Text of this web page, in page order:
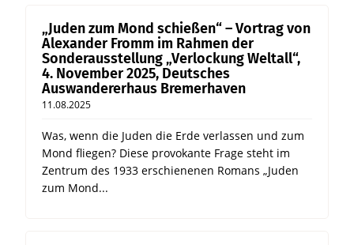
„Juden zum Mond schießen“ – Vortrag von
Alexander Fromm im Rahmen der
Sonderausstellung „Verlockung Weltall“,
4. November 2025, Deutsches
Auswandererhaus Bremerhaven
11.08.2025
Was, wenn die Juden die Erde verlassen und zum
Mond fliegen? Diese provokante Frage steht im
Zentrum des 1933 erschienenen Romans „Juden
zum Mond...